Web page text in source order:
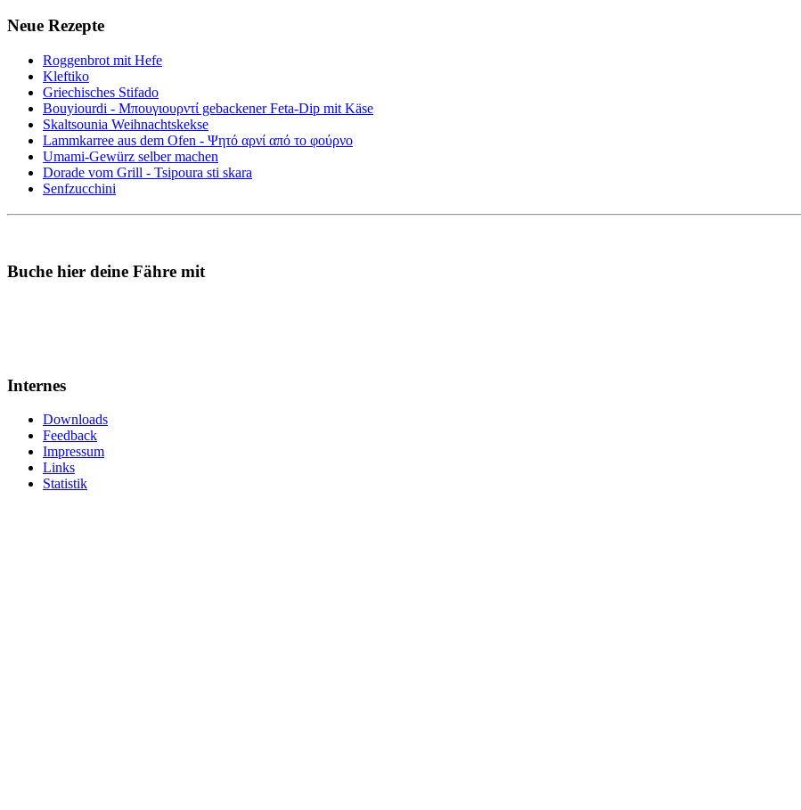
Neue Rezepte
Roggenbrot mit Hefe
Kleftiko
Griechisches Stifado
Bouyiourdi - Μπουγιουρντί gebackener Feta-Dip mit Käse
Skaltsounia Weihnachtskekse
Lammkarree aus dem Ofen - Ψητό αρνί από το φούρνο
Umami-Gewürz selber machen
Dorade vom Grill - Tsipoura sti skara
Senfzucchini
Buche hier deine Fähre mit
Internes
Downloads
Feedback
Impressum
Links
Statistik